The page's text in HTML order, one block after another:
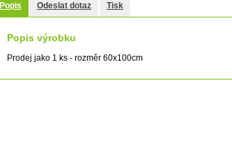
Popis Odeslat dotaz Tisk
Popis výrobku
Prodej jako 1 ks - rozměr 60x100cm